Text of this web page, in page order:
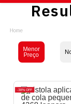
Menor
Preço
38% OFF